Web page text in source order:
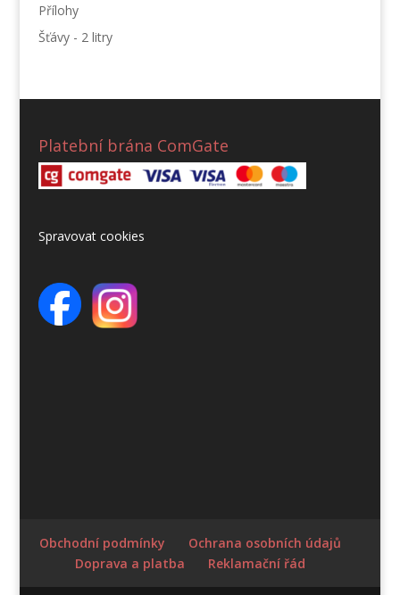
Přílohy
Šťávy - 2 litry
Platební brána ComGate
Spravovat cookies
Obchodní podmínky
Ochrana osobních údajů
Doprava a platba
Reklamační řád